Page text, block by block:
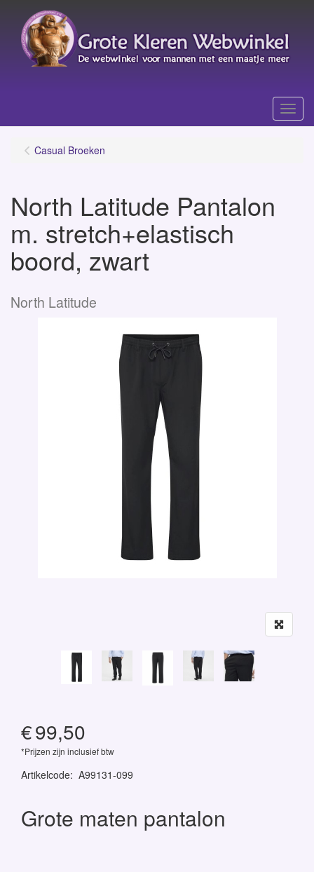
Menu
Casual Broeken
North Latitude Pantalon
m. stretch+elastisch
boord, zwart
North Latitude
€99,50
*Prijzen zijn inclusief btw
Artikelcode: A99131-099
Grote maten pantalon